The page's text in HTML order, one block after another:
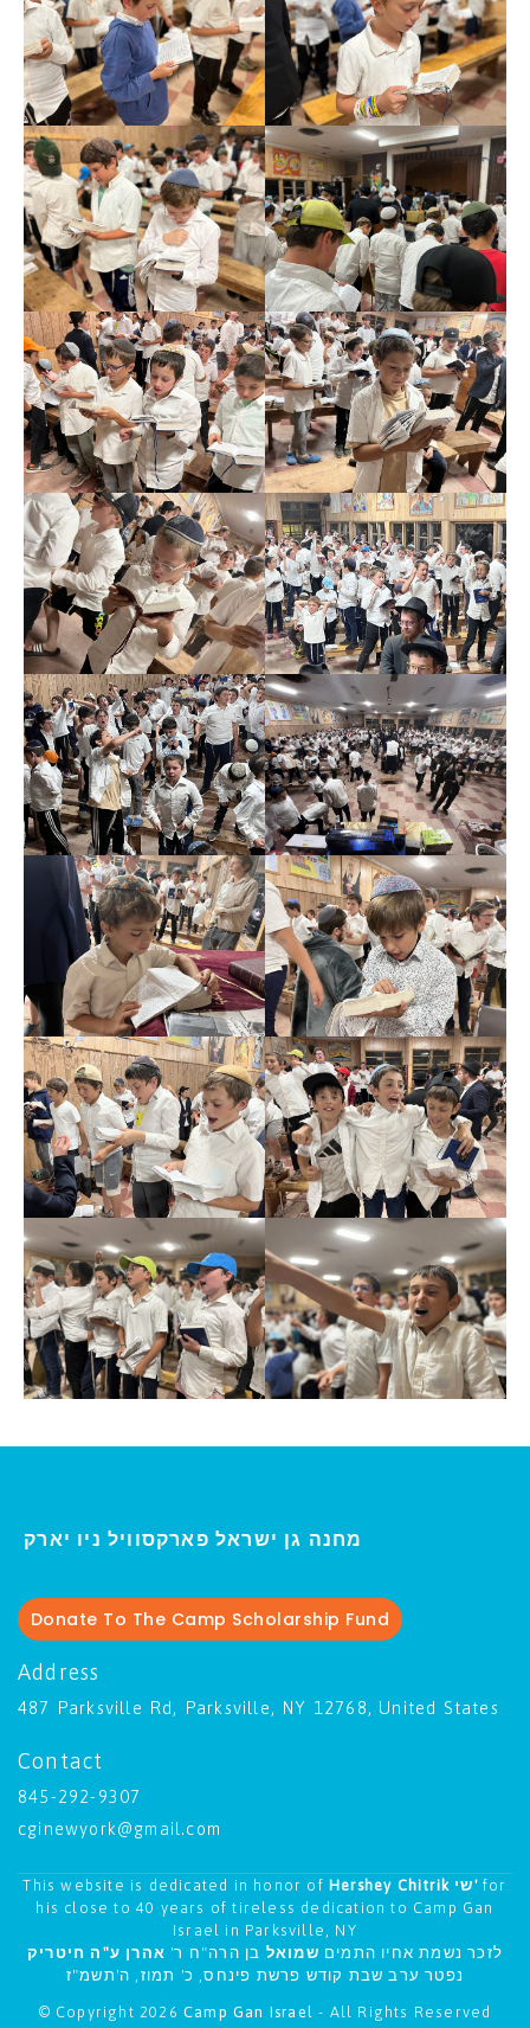
מחנה גן ישראל פארקסוויל ני
Donate To The Camp Scholarship Fund
Address
487 Parksville Rd, Parksville, NY 12768, United States
Contact
845-292-9307
cginewyork@gmail.com
This website is dedicated in honor of Hershey Chitrik שי' for
his close to 40 years of tireless dedication to Camp Gan
Israel in Parksville, NY
לזכר נשמת אחיו התמים שמואל בן הרה"ח ר' אהרן ע"ה חיטריק
נפטר ערב שבת קודש פרשת פינחס, כ' תמוז, ה'תשמ"ז
© Copyright 2026 Camp Gan Israel- All Rights Reserved